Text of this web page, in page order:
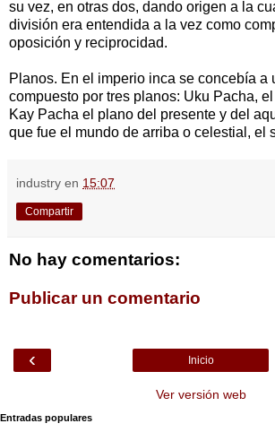
su vez, en otras dos, dando origen a la
división era entendida a la vez como
oposición y reciprocidad.
Planos. En el imperio inca se concebía a
compuesto por tres planos: Uku Pacha,
Kay Pacha el plano del presente y del
que fue el mundo de arriba o celestial, el
industry en 15:07
Compartir
No hay comentarios:
Publicar un comentario
‹ Inicio
Ver versión web
Entradas populares